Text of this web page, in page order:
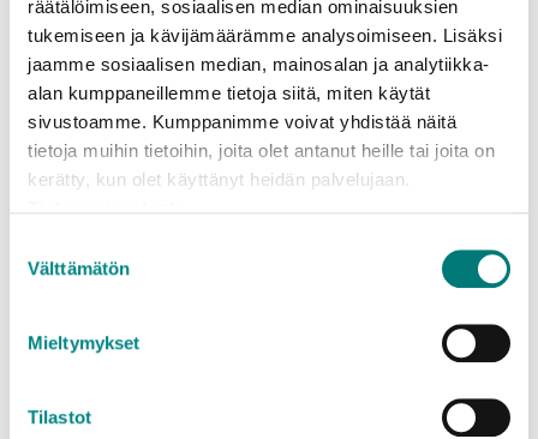
räätälöimiseen, sosiaalisen median ominaisuuksien
tukemiseen ja kävijämäärämme analysoimiseen. Lisäksi
jaamme sosiaalisen median, mainosalan ja analytiikka-
alan kumppaneillemme tietoja siitä, miten käytät
sivustoamme. Kumppanimme voivat yhdistää näitä
tietoja muihin tietoihin, joita olet antanut heille tai joita on
kerätty, kun olet käyttänyt heidän palvelujaan.
valinta
Välttämätön
Mieltymykset
Tilastot
separata sidor med prislistor:
Avfallsstationernas prislista för hushåll
(små och stora laster)
Avfallsstationernas prislista för företag (små
och stora laster)
Kartong – det vill säga fiberförpackningar behandlas
huvudsakligen i hemlandet. Genom återvinning kan
returfiber tas till vara från fiberförpackningarna.